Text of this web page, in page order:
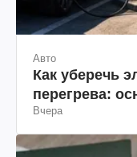
Авто
Как уберечь
перегрева:
Вчера